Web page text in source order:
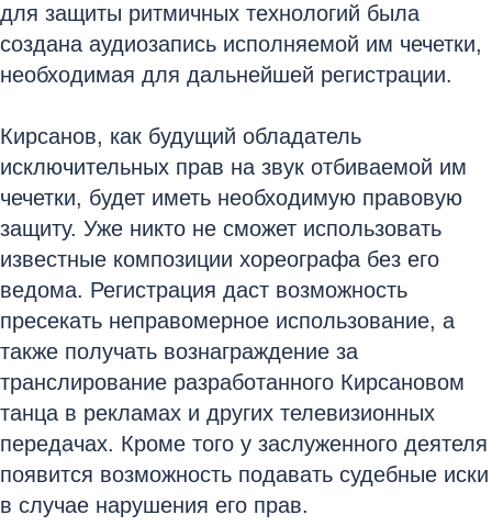
для защиты ритмичных технологий была
создана аудиозапись исполняемой им чечетки,
необходимая для дальнейшей регистрации.
Кирсанов, как будущий обладатель
исключительных прав на звук отбиваемой им
чечетки, будет иметь необходимую правовую
защиту. Уже никто не сможет использовать
известные композиции хореографа без его
ведома. Регистрация даст возможность
пресекать неправомерное использование, а
также получать вознаграждение за
транслирование разработанного Кирсановом
танца в рекламах и других телевизионных
передачах. Кроме того у заслуженного деятеля
появится возможность подавать судебные иски
в случае нарушения его прав.